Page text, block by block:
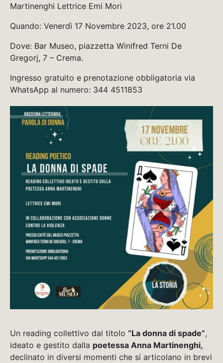
Martinenghi Lettrice Emi Mori
Quando: Venerdì 17 Novembre 2023, ore 21.00
Dove: Bar Museo, piazzetta Winifred Terni De
Gregorj, 7 – Crema.
Ingresso gratuito e prenotazione obbligatoria via
WhatsApp al numero: 344 4511853
Un reading collettivo dal titolo “La donna di spade”,
ideato e gestito dalla poetessa Anna Martinenghi,
declinato in diversi momenti che si articolano in brevi